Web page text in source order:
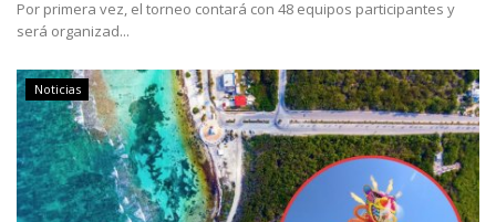
Por primera vez, el torneo contará con 48 equipos participantes y
será organizad...
Noticias